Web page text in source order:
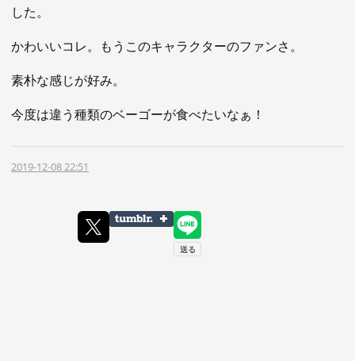
した。
かわいいコレ。もうこのキャラクターのファンさ。
素朴な感じが好み。
今度は違う種類のベーゴーが食べたいなぁ！
2019-12-08 22:51